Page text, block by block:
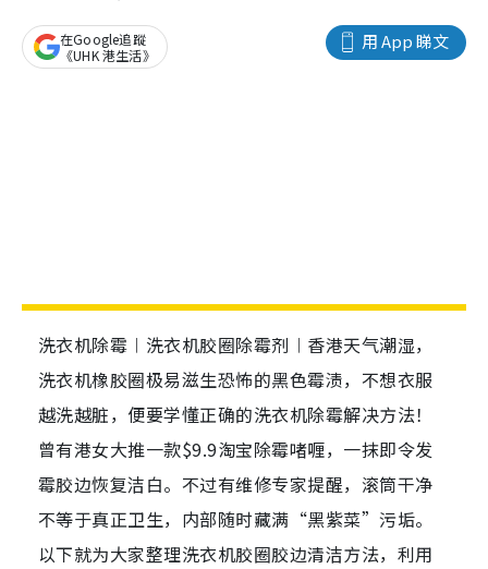
用 App 睇文
在Google追蹤
《UHK 港生活》
洗衣机除霉︱洗衣机胶圈除霉剂︱香港天气潮湿，
洗衣机橡胶圈极易滋生恐怖的黑色霉渍，不想衣服
越洗越脏，便要学懂正确的洗衣机除霉解决方法！
曾有港女大推一款$9.9淘宝除霉啫喱，一抹即令发
霉胶边恢复洁白。不过有维修专家提醒，滚筒干净
不等于真正卫生，内部随时藏满“黑紫菜”污垢。
以下就为大家整理洗衣机胶圈胶边清洁方法，利用